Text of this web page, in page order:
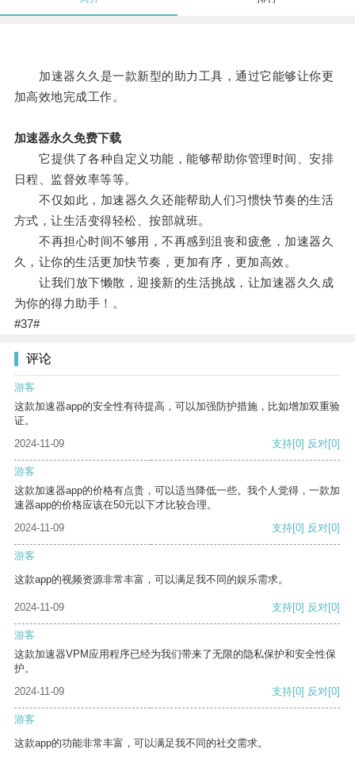
加速器久久是一款新型的助力工具，通过它能够让你更
加高效地完成工作。
加速器永久免费下载
它提供了各种自定义功能，能够帮助你管理时间、安排
日程、监督效率等等。
不仅如此，加速器久久还能帮助人们习惯快节奏的生活
方式，让生活变得轻松、按部就班。
不再担心时间不够用，不再感到沮丧和疲惫，加速器久
久，让你的生活更加快节奏，更加有序，更加高效。
让我们放下懒散，迎接新的生活挑战，让加速器久久成
为你的得力助手！。
#37#
评论
游客
这款加速器app的安全性有待提高，可以加强防护措施，比如增加双重验
证。
2024-11-09
支持[0] 反对[0]
游客
这款加速器app的价格有点贵，可以适当降低一些。我个人觉得，一款加
速器app的价格应该在50元以下才比较合理。
2024-11-09
支持[0] 反对[0]
游客
这款app的视频资源非常丰富，可以满足我不同的娱乐需求。
2024-11-09 支持[0] 反对[0]
游客
这款加速器VPM应用程序已经为我们带来了无限的隐私保护和安全性保
护。
2024-11-09
支持[0] 反对[0]
游客
这款app的功能非常丰富，可以满足我不同的社交需求。